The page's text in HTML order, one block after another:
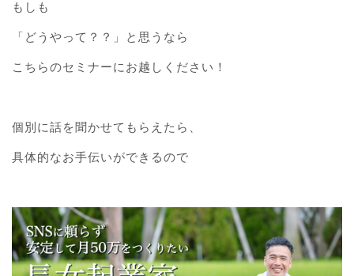
もしも
「どうやって？？」と思うなら
こちらのセミナーにお越しください！
個別に話を聞かせてもらえたら、
具体的なお手伝いができるので